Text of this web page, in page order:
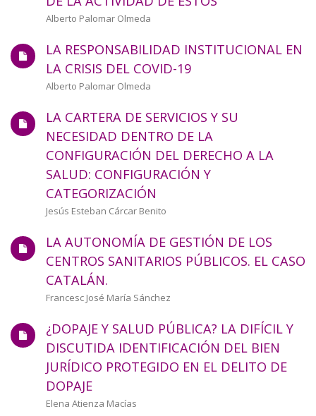
Autor/a
Alberto Palomar Olmeda
LA RESPONSABILIDAD INSTITUCIONAL EN
LA CRISIS DEL COVID-19
Autor/a
Alberto Palomar Olmeda
LA CARTERA DE SERVICIOS Y SU
NECESIDAD DENTRO DE LA
CONFIGURACIÓN DEL DERECHO A LA
SALUD: CONFIGURACIÓN Y
CATEGORIZACIÓN
Autor/a
Jesús Esteban Cárcar Benito
LA AUTONOMÍA DE GESTIÓN DE LOS
CENTROS SANITARIOS PÚBLICOS. EL CASO
CATALÁN.
Autor/a
Francesc José María Sánchez
¿DOPAJE Y SALUD PÚBLICA? LA DIFÍCIL Y
DISCUTIDA IDENTIFICACIÓN DEL BIEN
JURÍDICO PROTEGIDO EN EL DELITO DE
DOPAJE
Autor/a
Elena Atienza Macías